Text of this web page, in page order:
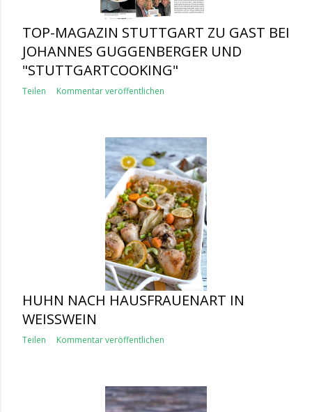
TOP-MAGAZIN STUTTGART ZU GAST BEI
JOHANNES GUGGENBERGER UND
"STUTTGARTCOOKING"
Teilen Kommentar veröffentlichen
HUHN NACH HAUSFRAUENART IN
WEISSWEIN
Teilen Kommentar veröffentlichen